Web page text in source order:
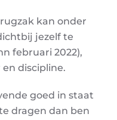
kan onder
jezelf te
februari 2022),
discipline.
goed in staat
dragen dan ben